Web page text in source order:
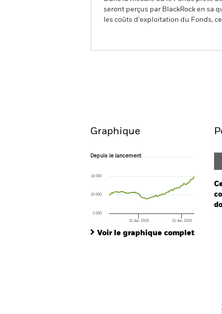
seront perçus par BlackRock en sa
les coûts d'exploitation du Fonds,
Graphique
Depuis le lancement
The chart has 1 X axis displaying Time.
The chart has 1 Y axis displaying values.
Depuis le lancement
31 déc 2019 31 déc 2024
2 000
10 000
18 000
Voir le graphique complet